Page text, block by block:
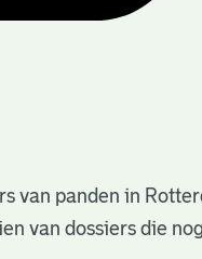
van panden in
van dossiers die